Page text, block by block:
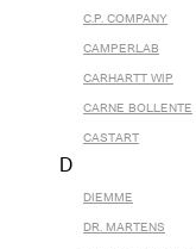
C.P. COMPANY
CAMPERLAB
CARHARTT WIP
CARNE BOLLENTE
CASTART
D
DIEMME
DR. MARTENS